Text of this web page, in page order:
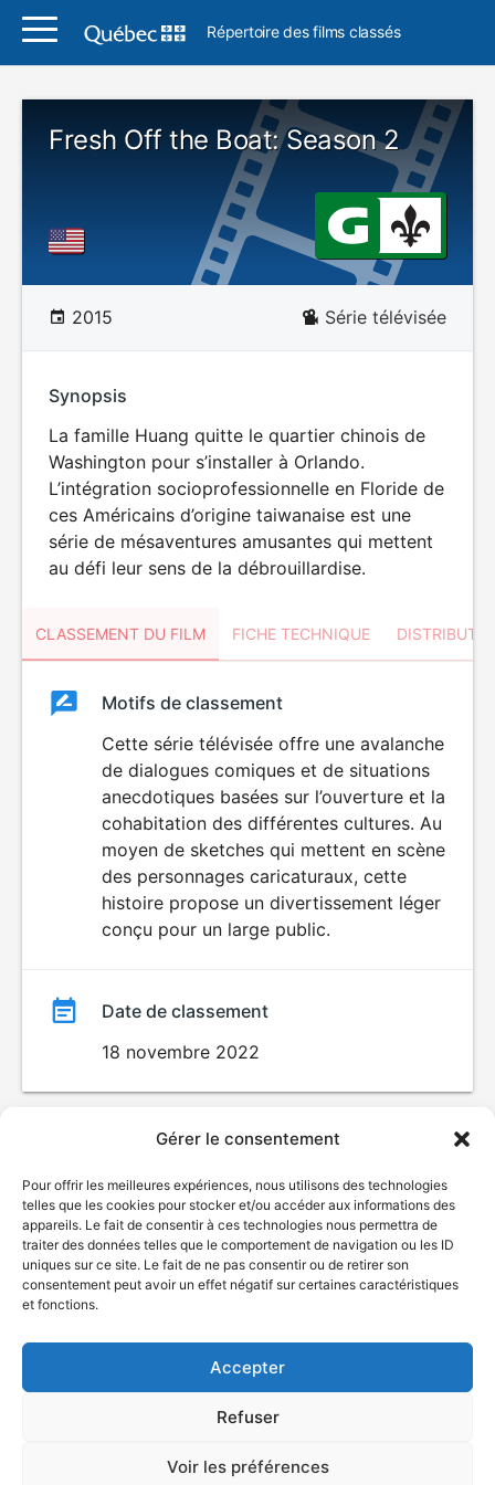
Gérer le consentement
Pour offrir les meilleures expériences, nous utilisons des technologies
telles que les cookies pour stocker et/ou accéder aux informations des
appareils. Le fait de consentir à ces technologies nous permettra de
traiter des données telles que le comportement de navigation ou les ID
uniques sur ce site. Le fait de ne pas consentir ou de retirer son
consentement peut avoir un effet négatif sur certaines caractéristiques
et fonctions.
Accepter
Refuser
Voir les préférences
Répertoire des films classés
Fresh Off the Boat: Season 2
2015 Série télévisée
Synopsis
La famille Huang quitte le quartier chinois de
Washington pour s’installer à Orlando.
L’intégration socioprofessionnelle en Floride de
ces Américains d’origine taiwanaise est une
série de mésaventures amusantes qui mettent
au défi leur sens de la débrouillardise.
CLASSEMENT DU FILM FICHE TECHNIQUE
ClassementClassement
Motifs de classement
Cette série télévisée offre une avalanche
de dialogues comiques et de situations
anecdotiques basées sur l’ouverture et la
cohabitation des différentes cultures. Au
moyen de sketches qui mettent en scène
des personnages caricaturaux, cette
histoire propose un divertissement léger
conçu pour un large public.
Date de classement
18 novembre 2022
© Gouvernement du Québec, 2026
Plan du site
Accès à l'information
Politique de confidentialité